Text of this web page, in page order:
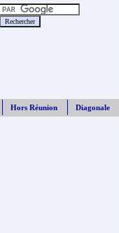
Hors Réunion Diagonale